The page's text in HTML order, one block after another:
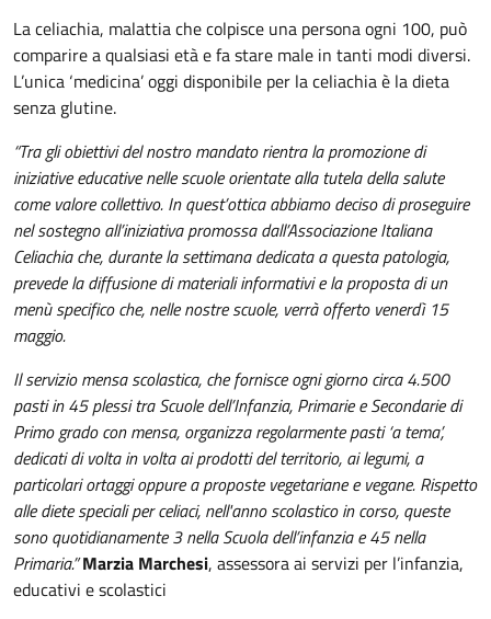
La celiachia, malattia che colpisce una persona ogni 100, può
comparire a qualsiasi età e fa stare male in tanti modi diversi.
L’unica ‘medicina’ oggi disponibile per la celiachia è la dieta
senza glutine.
“Tra gli obiettivi del nostro mandato rientra la promozione di
iniziative educative nelle scuole orientate alla tutela della salute
come valore collettivo. In quest’ottica abbiamo deciso di proseguire
nel sostegno all’iniziativa promossa dall’Associazione Italiana
Celiachia che, durante la settimana dedicata a questa patologia,
prevede la diffusione di materiali informativi e la proposta di un
menù specifico che, nelle nostre scuole, verrà offerto venerdì 15
maggio.
Il servizio mensa scolastica, che fornisce ogni giorno circa 4.500
pasti in 45 plessi tra Scuole dell’Infanzia, Primarie e Secondarie di
Primo grado con mensa, organizza regolarmente pasti ‘a tema’,
dedicati di volta in volta ai prodotti del territorio, ai legumi, a
particolari ortaggi oppure a proposte vegetariane e vegane. Rispetto
alle diete speciali per celiaci, nell'anno scolastico in corso, queste
sono quotidianamente 3 nella Scuola dell’infanzia e 45 nella
Primaria.”Marzia Marchesi, assessora ai servizi per l’infanzia,
educativi e scolastici